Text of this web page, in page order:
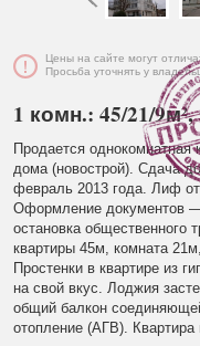
Цены на сайте могут
Просьба уточнять у
1 комн.: 45/21/
Продается однокомнатная
дома (новострой). Сдача
февраль 2013 года. Лиф
Оформление документов
остановка
квартиры 45м, комната
Простенки в квартире из
на свой вкус. Лоджия
общий балкон
отопление (АГВ).